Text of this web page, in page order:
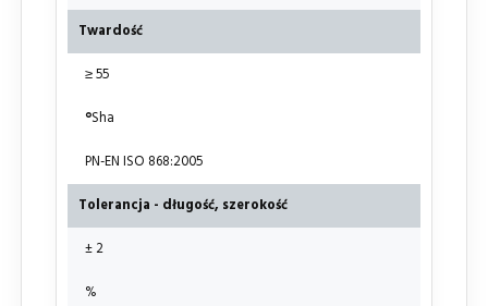
Twardość
≥ 55
°Sha
PN-EN ISO 868:2005
Tolerancja - długość, szerokość
± 2
%